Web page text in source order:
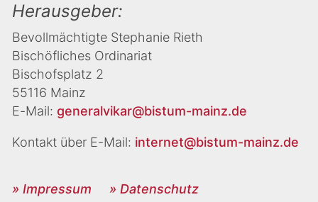
Herausgeber:
Bevollmächtigte Stephanie Rieth
Bischöfliches Ordinariat
Bischofsplatz 2
55116 Mainz
E-Mail: generalvikar@bistum-mainz.de
Kontakt über E-Mail: internet@bistum-mainz.de
» Impressum » Datenschutz